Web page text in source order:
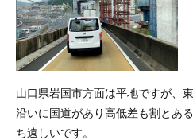
山口県岩国市方面は平地ですが、
沿いに国道があり高低差も割とあ
ち遠しいです。